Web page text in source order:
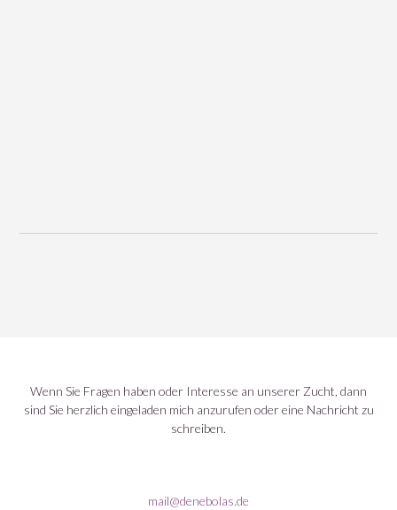
Wenn Sie Fragen haben oder Interesse an unserer Zucht, dann
sind Sie herzlich eingeladen mich anzurufen oder eine Nachricht zu
schreiben.
mail@denebolas.de